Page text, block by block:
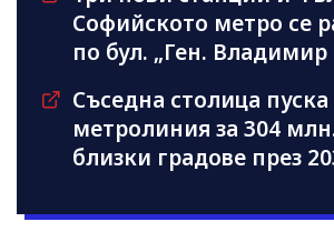
Софийското метро се
по бул. „Ген. Владимир
Съседна столица пуска
метролиния за 304
близки градове през